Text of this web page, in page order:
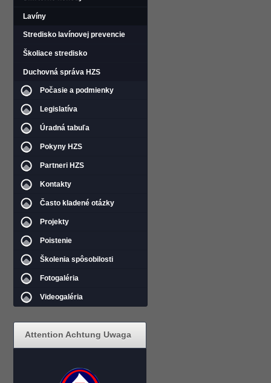
Lavíny
Stredisko lavínovej prevencie
Školiace stredisko
Duchovná správa HZS
Počasie a podmienky
Legislatíva
Úradná tabuľa
Pokyny HZS
Partneri HZS
Kontakty
Často kladené otázky
Projekty
Poistenie
Školenia spôsobilosti
Fotogaléria
Videogaléria
Attention Achtung Uwaga